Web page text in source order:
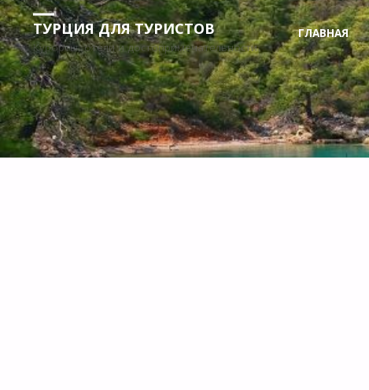
ТУРЦИЯ ДЛЯ ТУРИСТОВ
Курорты, отели и достопримечательности
Промотать
к
ГЛАВНАЯ